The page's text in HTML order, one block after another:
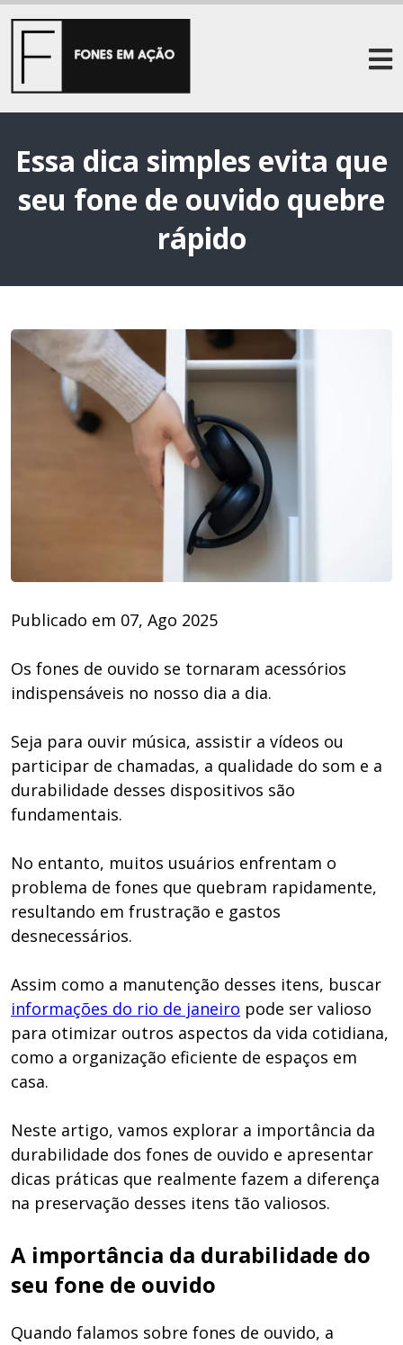
Essa dica simples evita que
seu fone de ouvido quebre
rápido
Publicado em 07, Ago 2025
Os fones de ouvido se tornaram acessórios
indispensáveis no nosso dia a dia.
Seja para ouvir música, assistir a vídeos ou
participar de chamadas, a qualidade do som e a
durabilidade desses dispositivos são
fundamentais.
No entanto, muitos usuários enfrentam o
problema de fones que quebram rapidamente,
resultando em frustração e gastos
desnecessários.
Assim como a manutenção desses itens, buscar
informações do rio de janeiro pode ser valioso
para otimizar outros aspectos da vida cotidiana,
como a organização eficiente de espaços em
casa.
Neste artigo, vamos explorar a importância da
durabilidade dos fones de ouvido e apresentar
dicas práticas que realmente fazem a diferença
na preservação desses itens tão valiosos.
A importância da durabilidade do
seu fone de ouvido
Quando falamos sobre fones de ouvido, a